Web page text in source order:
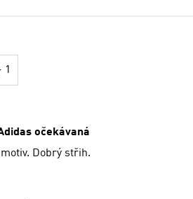
1
očekávaná
Dobrý střih.